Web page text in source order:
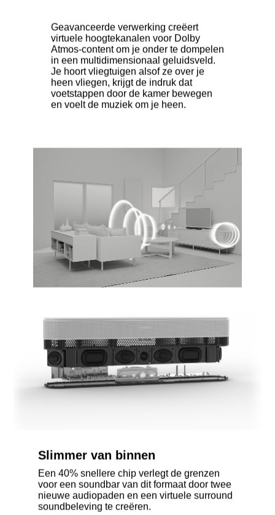
Geavanceerde verwerking creëert
virtuele hoogtekanalen voor Dolby
Atmos-content om je onder te dompelen
in een multidimensionaal geluidsveld.
Je hoort vliegtuigen alsof ze over je
heen vliegen, krijgt de indruk dat
voetstappen door de kamer bewegen
en voelt de muziek om je heen.
Slimmer van binnen
Een 40% snellere chip verlegt de grenzen
voor een soundbar van dit formaat door twee
nieuwe audiopaden en een virtuele surround
soundbeleving te creëren.